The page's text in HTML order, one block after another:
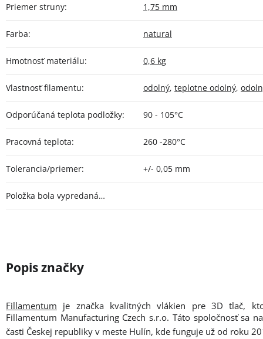
Priemer struny: 1,75 mm
Farba: natural
Hmotnosť materiálu: 0,6 kg
Vlastnosť filamentu: odolný, teplotne odolný,
Odporúčaná teplota podložky: 90 - 105°C
Pracovná teplota: 260 -280°C
Tolerancia/priemer: +/- 0,05 mm
Položka bola vypredaná…
Fillamentum je značka kvalitných vlákien pre 3D tlač,
Fillamentum Manufacturing Czech s.r.o. Táto spoločnosť sa
časti Českej republiky v meste Hulín, kde funguje už od roku